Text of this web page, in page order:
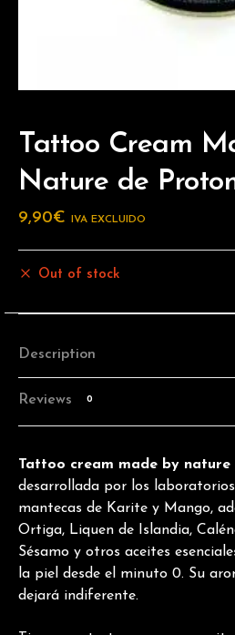
Tattoo Cream
Nature de
9,90€ IVA EXCLUIDO
Out of stock
Description
Reviews 0
Tattoo cream made by nature
desarrollada por los
mantecas de Karite y Mango,
Ortiga, Liquen de Islandia,
Sésamo y otros aceites
la piel desde el minuto 0. Su
dejará indiferente.